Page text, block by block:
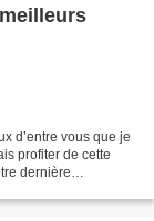
d’entre vous que je
profiter de cette
dernière